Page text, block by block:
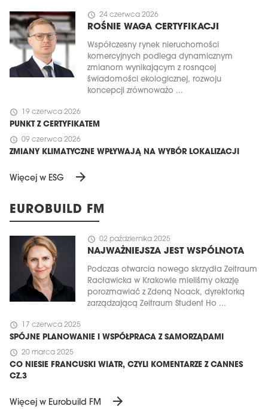
schedule 24 czerwca 2026
ROŚNIE WAGA CERTYFIKACJI
Współczesny rynek nieruchomości
komercyjnych podlega dynamicznym
zmianom wynikającym z rosnącej
świadomości ekologicznej, rozwoju
koncepcji zrównoważo ...
schedule 19 czerwca 2026
PUNKT Z CERTYFIKATEM
schedule 09 czerwca 2026
ZMIANY KLIMATYCZNE WPŁYWAJĄ NA WYBÓR LOKALIZACJI
Więcej w ESG arrow_forward
EUROBUILD FM
schedule 02 października 2025
NAJWAŻNIEJSZA JEST WSPÓLNOTA
Podczas otwarcia nowego skrzydła Zeitraum
Racławicka w Krakowie mieliśmy okazję
porozmawiać z Zdeną Noack, dyrektorką
zarządzającą Zeitraum Student Ho ...
schedule 17 czerwca 2025
SPÓJNE PLANOWANIE I WSPÓŁPRACA Z SAMORZĄDAMI
schedule 20 marca 2025
CO NIESIE FRANCUSKI WIATR, CZYLI KOMENTARZE Z CANNES
CZ.3
Więcej w Eurobuild FM arrow_forward